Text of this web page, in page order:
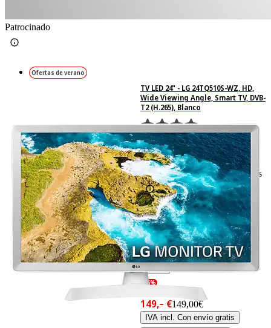
Patrocinado
Ofertas de verano
Ficha técnica
TV LED 24" - LG 24TQ510S-WZ, HD,
Wide Viewing Angle, Smart TV, DVB-
T2 (H.265), Blanco
467 Basado en 467 valoraciones
-16%
149,– €149,00€
IVA incl. Con envío gratis